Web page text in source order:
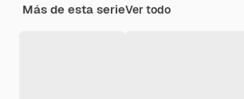
Más de esta serieVer todo